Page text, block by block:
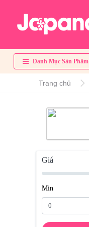
Danh Mục Sản Phẩm
Trang chủ
Giá
Min